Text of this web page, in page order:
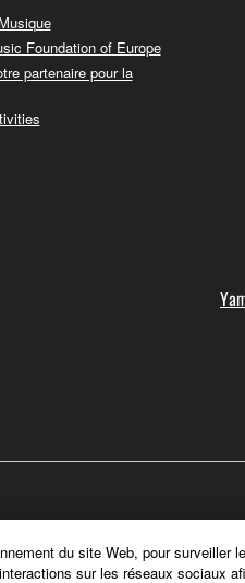
Foundation of Europe
partenaire pour la
du site Web, pour surveiller
sur les réseaux sociaux